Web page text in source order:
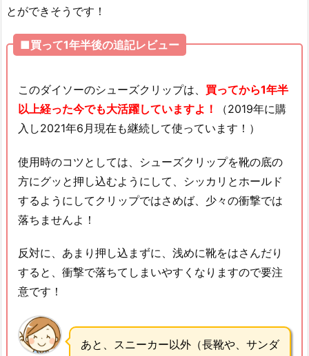
とができそうです！
■買って1年半後の追記レビュー
このダイソーのシューズクリップは、 買ってから1年半
以上経った今でも大活躍していますよ！
（2019年に購
入し2021年6月現在も継続して使っています！）
使用時のコツとしては、シューズクリップを靴の底の
方にグッと押し込むようにして、シッカリとホールド
するようにしてクリップではさめば、少々の衝撃では
落ちませんよ！
反対に、あまり押し込まずに、浅めに靴をはさんだり
すると、衝撃で落ちてしまいやすくなりますので要注
意です！
あと、スニーカー以外（長靴や、サンダ